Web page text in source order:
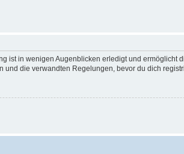
ist in wenigen Augenblicken erledigt und
die verwandten Regelungen, bevor du dich